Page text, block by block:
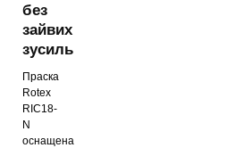
без
зайвих
зусиль
Праска
Rotex
RIC18-
N
оснащена